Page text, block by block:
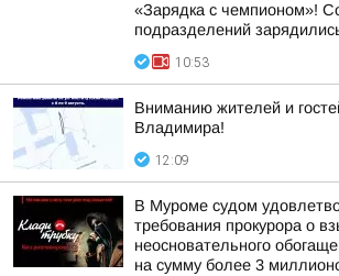
«Зарядка с чемпионом»!
подразделений
10:53
Вниманию жителей и
Владимира!
12:09
В Муроме судом
требования прокурора о
неосновательного
на сумму более 3